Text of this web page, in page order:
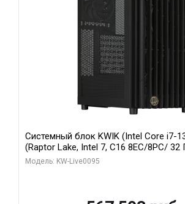
Системный блок KWIK (Intel Core i7-
(Raptor Lake, Intel 7, C16 8EC/8PC/
модуля)/ Afox RTX4090 24GB GDDR6X
Модель: KW-Live0095